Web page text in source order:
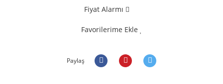
Fiyat Alarmı
Favorilerime Ekle
Paylaş